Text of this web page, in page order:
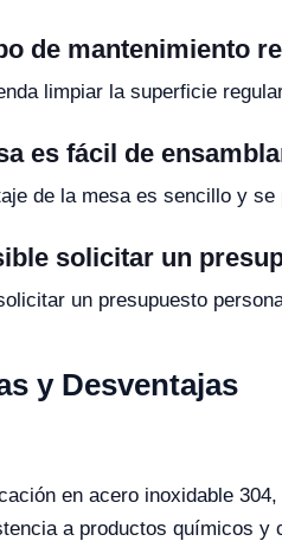
de mantenimiento
limpiar la superficie
es fácil de
de la mesa es sencillo y
solicitar un
un presupuesto
y Desventajas
en acero inoxidable
a productos químicos y